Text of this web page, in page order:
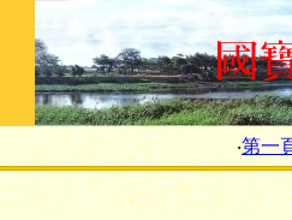
‧第一